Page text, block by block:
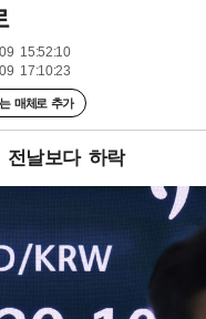
15:52:10
17:10:23
매체로 추가
전날보다 하락